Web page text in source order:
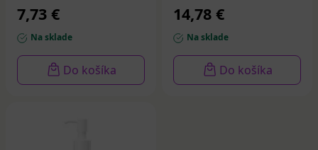
7,73 €
Na sklade
Do košíka
14,78 €
Na sklade
Do košíka